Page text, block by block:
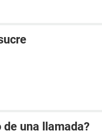
una llamada?